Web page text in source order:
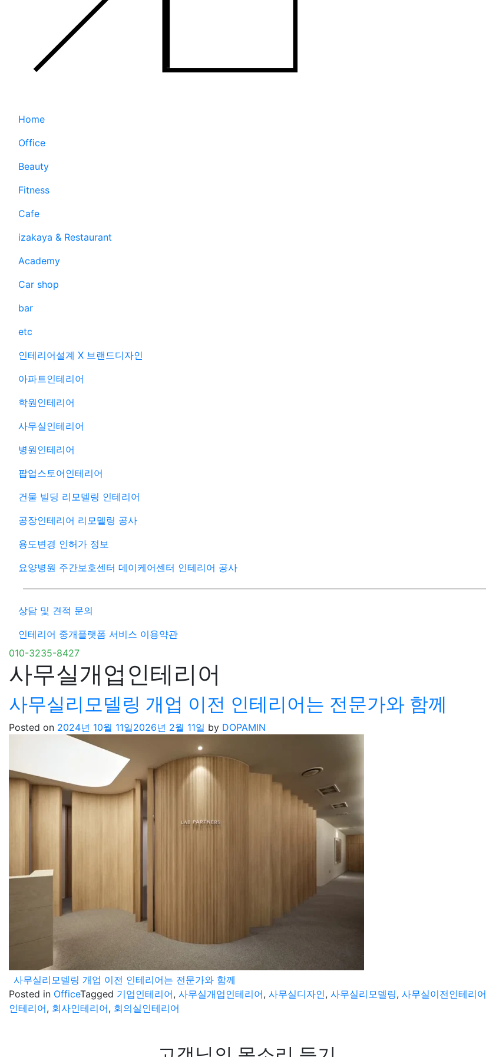
Home
Office
Beauty
Fitness
Cafe
izakaya & Restaurant
Academy
Car shop
bar
etc
인테리어설계 X 브랜드디자인
아파트인테리어
학원인테리어
사무실인테리어
병원인테리어
팝업스토어인테리어
건물 빌딩 리모델링 인테리어
공장인테리어 리모델링 공사
용도변경 인허가 정보
요양병원 주간보호센터 데이케어센터 인테리어 공사
상담 및 견적 문의
인테리어 중개플랫폼 서비스 이용약관
010-3235-8427
사무실개업인테리어
사무실리모델링 개업 이전 인테리어는 전문가와 함께
Posted on 2024년 10월 11일2026년 2월 11일 by DOPAMIN
사무실리모델링 개업 이전 인테리어는 전문가와 함께
Posted in OfficeTagged 기업인테리어, 사무실개업인테리어, 사무실디자인, 사무실리모델링, 사무실이전인테리어
인테리어, 회사인테리어, 회의실인테리어